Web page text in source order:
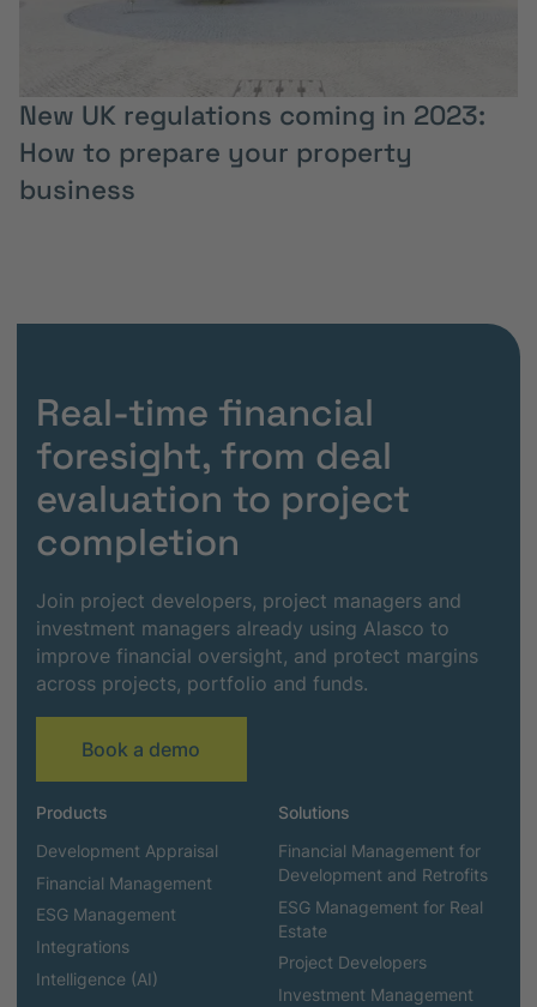
New UK regulations coming in 2023:
How to prepare your property
business
Real-time financial
foresight, from deal
evaluation to project
completion
Join project developers, project managers and
investment managers already using Alasco to
improve financial oversight, and protect margins
across projects, portfolio and funds.
Book a demo
Products
Development Appraisal
Financial Management
ESG Management
Integrations
Intelligence (AI)
Solutions
Financial Management for
Development and Retrofits
ESG Management for Real
Estate
Project Developers
Investment Management